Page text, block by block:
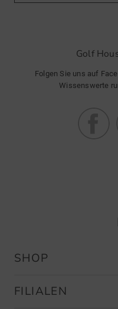
Golf
Folgen Sie uns auf
Wissenswerte
SHOP
FILIALEN